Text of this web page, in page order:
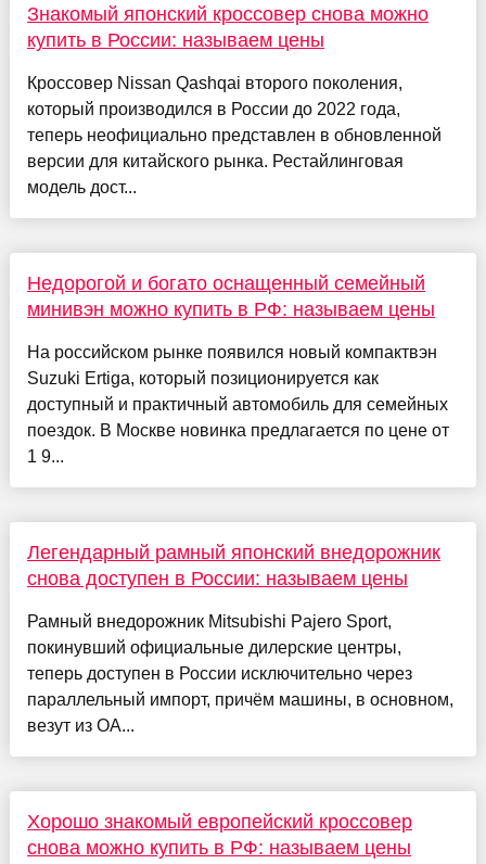
Знакомый японский кроссовер снова можно
купить в России: называем цены
Кроссовер Nissan Qashqai второго поколения,
который производился в России до 2022 года,
теперь неофициально представлен в обновленной
версии для китайского рынка. Рестайлинговая
модель дост...
Недорогой и богато оснащенный семейный
минивэн можно купить в РФ: называем цены
На российском рынке появился новый компактвэн
Suzuki Ertiga, который позиционируется как
доступный и практичный автомобиль для семейных
поездок. В Москве новинка предлагается по цене от
1 9...
Легендарный рамный японский внедорожник
снова доступен в России: называем цены
Рамный внедорожник Mitsubishi Pajero Sport,
покинувший официальные дилерские центры,
теперь доступен в России исключительно через
параллельный импорт, причём машины, в основном,
везут из ОА...
Хорошо знакомый европейский кроссовер
снова можно купить в РФ: называем цены